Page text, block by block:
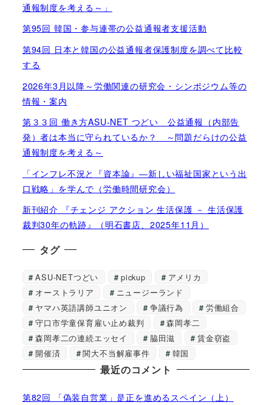
通報制度を考える～」
第95回 韓国・参与連帯の公益通報者支援活動
第94回 日本と韓国の公益通報者保護制度を調べて比較
する
2026年3月以降～労働関連の研究会・シンポジウム等の
情報・案内
第３３回 働き方ASU-NET つどい 公益通報（内部告
発）者は本当に守られているか？ ～問題だらけの公益
通報制度を考える～
「インフレ不況と『資本論』―新しい福祉国家という出
口戦略」を学んで（労働時間研究会）
新刊紹介 『チェンジ アクション 生活保護 － 生活保護
裁判30年の軌跡』（明石書店、2025年11月）
タグ
ASU-NETつどい pickup
アメリカ
オーストラリア
ニュージーランド
ヤマハ英語講師ユニオン
争議行為
労働組合
守口市学童保育雇い止め裁判
森岡孝二
森岡孝二の連続エッセイ
脇田滋
賃金窃盗
開催済
関大不当解雇事件 韓国
最近のコメント
第82回 「偽装自営業」是正を進めるスペイン（上）